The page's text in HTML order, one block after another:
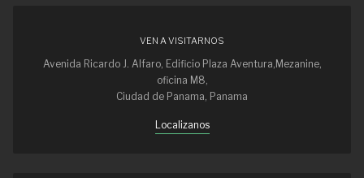
VEN A VISITARNOS
Avenida Ricardo J. Alfaro, Edificio Plaza Aventura,Mezanine,
oficina M8,
Ciudad de Panama, Panama
Localizanos